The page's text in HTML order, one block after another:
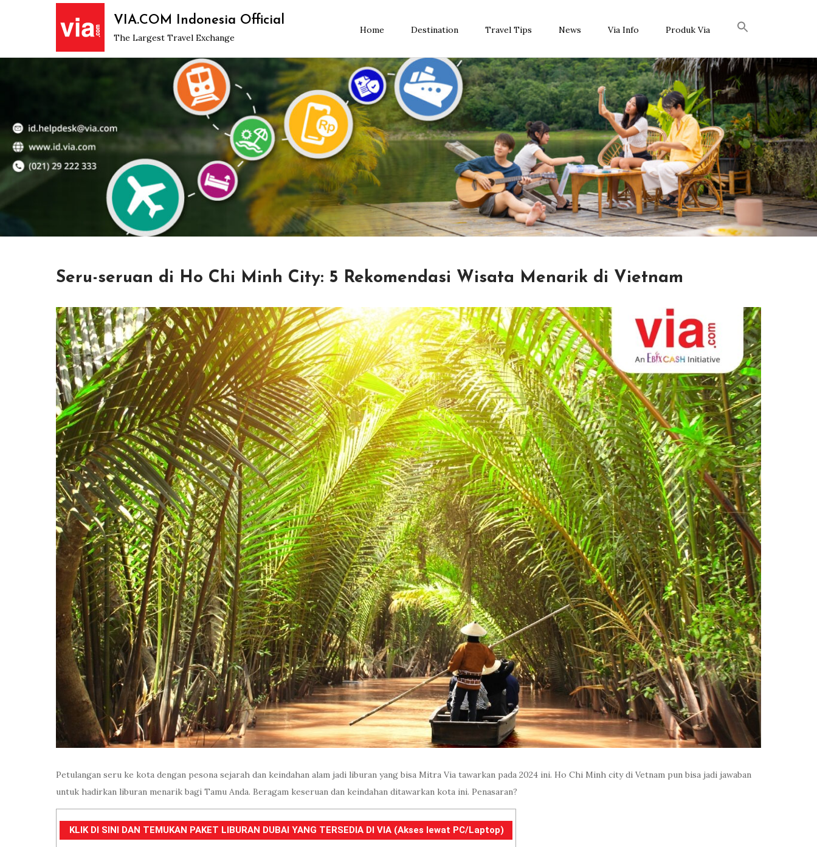
VIA.COM Indonesia Official
The Largest Travel Exchange
Home Destination Travel Tips News Via Info Produk Via
Seru-seruan di Ho Chi Minh City: 5 Rekomendasi Wisata Menarik di Vietnam
Petulangan seru ke kota dengan pesona sejarah dan keindahan alam jadi liburan yang bisa Mitra Via tawarkan pada 2024 ini. Ho Chi Minh city di Vetnam pun bisa jadi jawaban
untuk hadirkan liburan menarik bagi Tamu Anda. Beragam keseruan dan keindahan ditawarkan kota ini. Penasaran?
KLIK DI SINI DAN TEMUKAN PAKET LIBURAN DUBAI YANG TERSEDIA DI VIA (Akses lewat PC/Laptop)